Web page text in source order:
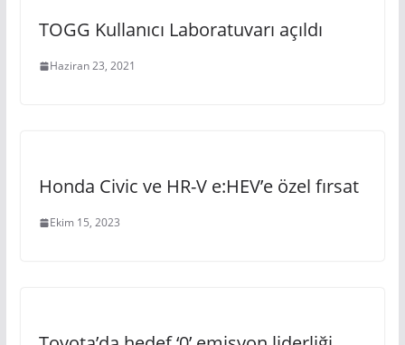
TOGG Kullanıcı Laboratuvarı açıldı
Haziran 23, 2021
Honda Civic ve HR-V e:HEV’e özel fırsat
Ekim 15, 2023